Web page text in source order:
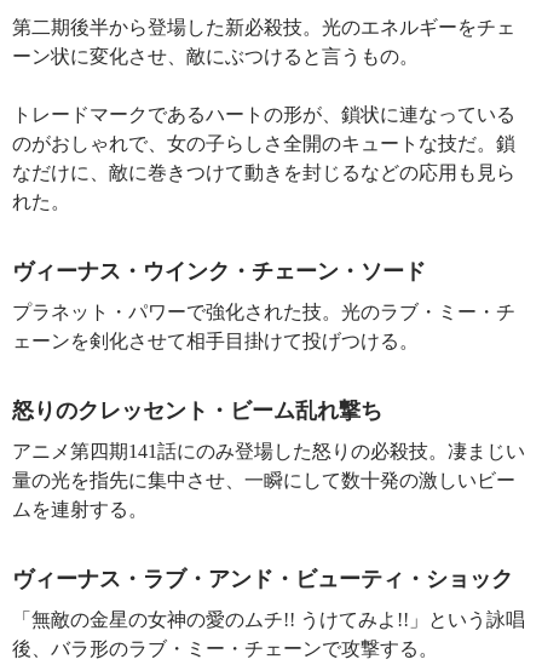
第二期後半から登場した新必殺技。光のエネルギーをチェ
ーン状に変化させ、敵にぶつけると言うもの。
トレードマークであるハートの形が、鎖状に連なっている
のがおしゃれで、女の子らしさ全開のキュートな技だ。鎖
なだけに、敵に巻きつけて動きを封じるなどの応用も見ら
れた。
ヴィーナス・ウインク・チェーン・ソード
プラネット・パワーで強化された技。光のラブ・ミー・チ
ェーンを剣化させて相手目掛けて投げつける。
怒りのクレッセント・ビーム乱れ撃ち
アニメ第四期141話にのみ登場した怒りの必殺技。凄まじい
量の光を指先に集中させ、一瞬にして数十発の激しいビー
ムを連射する。
ヴィーナス・ラブ・アンド・ビューティ・ショック
「無敵の金星の女神の愛のムチ!! うけてみよ!!」という詠唱
後、バラ形のラブ・ミー・チェーンで攻撃する。